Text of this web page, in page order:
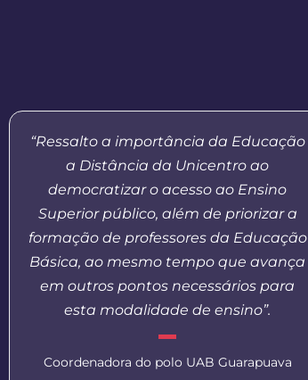
“Ressalto a importância da Educação
a Distância da Unicentro ao
democratizar o acesso ao Ensino
Superior público, além de priorizar a
formação de professores da Educação
Básica, ao mesmo tempo que avança
em outros pontos necessários para
esta modalidade de ensino”.
Coordenadora do polo UAB Guarapuava